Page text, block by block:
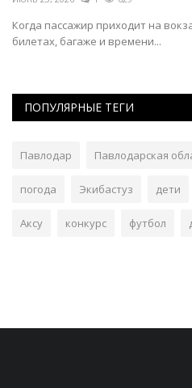
Когда пассажир приходит на
билетах, багаже и времени...
ПОПУЛЯРНЫЕ ТЕГИ
Павлодар Павлодарская
погода Экибастуз дети
Аксу конкурс футбол